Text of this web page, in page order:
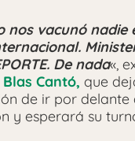
nos vacunó nadie
De nada«,
Blas Cantó, que
de ir por delante
y esperará su